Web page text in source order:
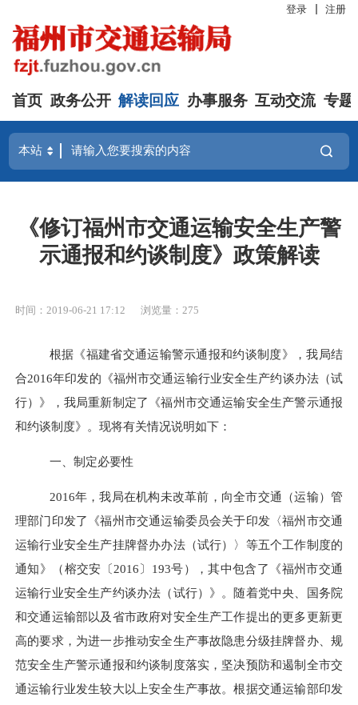
登录 注册
首页 政务公开 解读回应 办事服务 互动交流 专题
《修订福州市交通运输安全生产警
示通报和约谈制度》政策解读
时间：2019-06-21 17:12 浏览量：275
根据《福建省交通运输警示通报和约谈制度》，我局结
合2016年印发的《福州市交通运输行业安全生产约谈办法（试
行）》，我局重新制定了《福州市交通运输安全生产警示通报
和约谈制度》。现将有关情况说明如下：
一、制定必要性
2016年，我局在机构未改革前，向全市交通（运输）管
理部门印发了《福州市交通运输委员会关于印发〈福州市交通
运输行业安全生产挂牌督办办法（试行）〉等五个工作制度的
通知》（榕交安〔2016 〕 193号），其中包含了《福州市交通
运输行业安全生产约谈办法（试行）》。随着党中央、国务院
和交通运输部以及省市政府对安全生产工作提出的更多更新更
高的要求，为进一步推动安全生产事故隐患分级挂牌督办、规
范安全生产警示通报和约谈制度落实，坚决预防和遏制全市交
通运输行业发生较大以上安全生产事故。根据交通运输部印发